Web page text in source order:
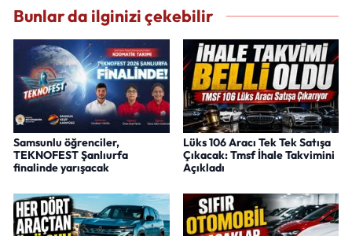
Bunlar da ilginizi çekebilir
Samsunlu öğrenciler,
TEKNOFEST Şanlıurfa
finalinde yarışacak
Lüks 106 Aracı Tek Tek Satışa
Çıkacak: Tmsf İhale Takvimini
Açıkladı